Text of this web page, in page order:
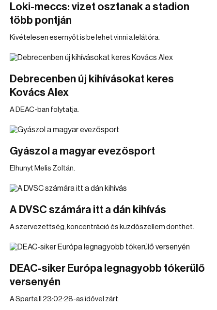
Loki-meccs: vizet osztanak a stadion
több pontján
Kivételesen esernyőt is be lehet vinni a lelátóra.
Debrecenben új kihívásokat keres
Kovács Alex
A DEAC-ban folytatja.
Gyászol a magyar evezősport
Elhunyt Melis Zoltán.
A DVSC számára itt a dán kihívás
A szervezettség, koncentráció és küzdőszellem dönthet.
DEAC-siker Európa legnagyobb tókerülő
versenyén
A Sparta II 23:02:28-as idővel zárt.